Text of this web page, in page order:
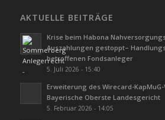
AKTUELLE BEITRÄGE
Krise beim Habona
Auszahlungen gestoppt–
betroffenen Fondsanleger
5. Juli 2026 - 15:40
Erweiterung des Wirecard-
Bayerische Oberste Landesgericht
5. Februar 2026 - 14:05